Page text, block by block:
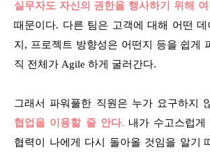
실무자도 자신의 권한을 행사하기 위해
때문이다. 다른 팀은 고객에 대해 어떤
지, 프로젝트 방향성은 어떤지 등을 쉽게
직 전체가 Agile 하게 굴러간다.
그래서 파워풀한 직원은 누가 요구하지
협업을 이용할 줄 안다. 내가 수고스럽
협력이 나에게 다시 돌아올 것임을 알기